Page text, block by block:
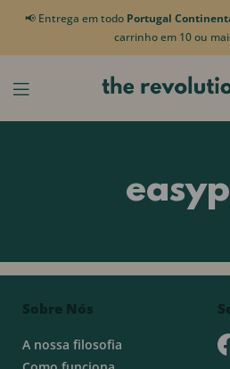
📢 Entrega em todo Portugal
carrinho em 10 ou
Sobre Nós
A nossa filosofia